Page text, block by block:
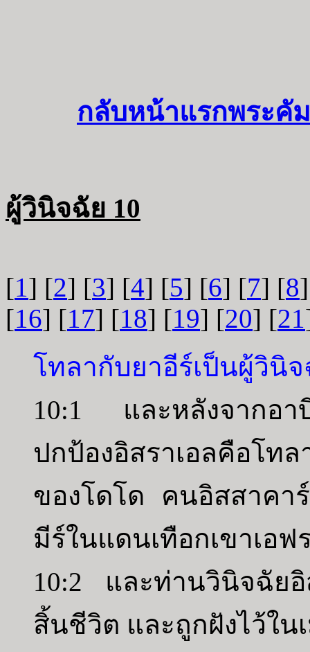
กลับหน้าแรกพระคั
ผู้วินิจฉัย 10
[1] [2] [3] [4] [5] [6] [7] [8
[16] [17] [18] [19] [20] [21
โทลากับยาอีร์เป็นผู้วินิ
10:1 และหลังจากอ
ปกป้องอิสราเอลคือโท
ของโดโด คนอิสสาคา
มีร์ในแดนเทือกเขาเอฟ
10:2 และท่านวินิจฉัย
สิ้นชีวิต และถูกฝังไว้ใน